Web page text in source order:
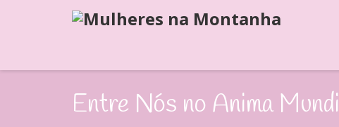
Entre Nós no Anima Mundi